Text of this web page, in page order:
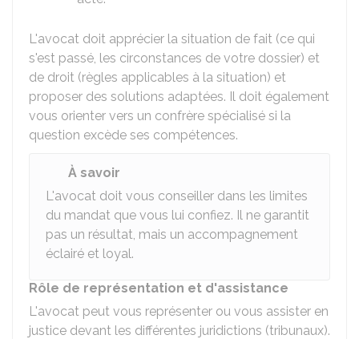
L'avocat doit apprécier la situation de fait (ce qui
s'est passé, les circonstances de votre dossier) et
de droit (règles applicables à la situation) et
proposer des solutions adaptées. Il doit également
vous orienter vers un confrère spécialisé si la
question excède ses compétences.
À savoir
L'avocat doit vous conseiller dans les limites
du mandat que vous lui confiez. Il ne garantit
pas un résultat, mais un accompagnement
éclairé et loyal.
Rôle de représentation et d'assistance
L'avocat peut vous représenter ou vous assister en
justice devant les différentes juridictions (tribunaux).